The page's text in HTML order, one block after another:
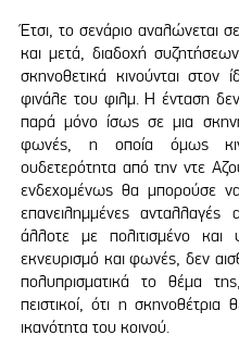
Έτσι, το σενάριο αναλώνεται
και μετά, διαδοχή
σκηνοθετικά κινούνται
φινάλε του φιλμ. Η ένταση
παρά μόνο ίσως σε μια
φωνές, η οποία όμως
ουδετερότητα από την ντε
ενδεχομένως θα μπορούσε
επανειλημμένες
άλλοτε με πολιτισμένο
εκνευρισμό και φωνές, δεν
πολυπρισματικά το θέμα
πειστικοί, ότι η σκηνοθέτρια
ικανότητα του κοινού.